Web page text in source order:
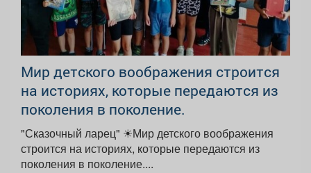
Мир детского воображения строится
на историях, которые передаются из
поколения в поколение.
"Сказочный ларец" ☀Мир детского воображения
строится на историях, которые передаются из
поколения в поколение....